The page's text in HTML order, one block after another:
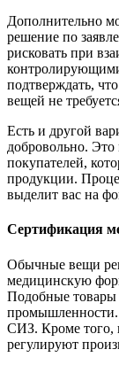
Дополнительно
решение по
рисковать при
подтверждать,
вещей не
Есть и другой
добровольно.
покупателей,
продукции.
выделит вас на
Сертификация
Обычные вещи
медицинскую
Подобные товары
промышленности.
СИЗ. Кроме того,
регулируют